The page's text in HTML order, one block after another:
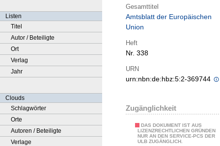
Listen
Titel
Autor / Beteiligte
Ort
Verlag
Jahr
Clouds
Schlagwörter
Orte
Autoren / Beteiligte
Verlage
Gesamttitel
Amtsblatt der Europäischen
Union
Heft
Nr. 338
URN
urn:nbn:de:hbz:5:2-369744
Zugänglichkeit
DAS DOKUMENT IST AUS
LIZENZRECHTLICHEN GRÜNDEN
NUR AN DEN SERVICE-PCS DER
ULB ZUGÄNGLICH.